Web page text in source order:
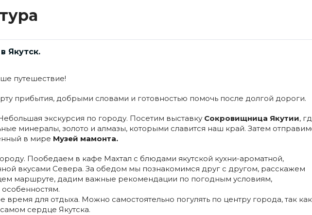
Якутск.
путешествие!
прибытия, добрыми словами и готовностью помочь после долгой дороги.
экскурсия по городу. Посетим выставку Сокровищница Якутии,
минералы, золото и алмазы, которыми славится наш край. Затем
в мире Музей мамонта.
Пообедаем в кафе Махтал с блюдами якутской кухни-ароматной,
вкусами Севера. За обедом мы познакомимся друг с другом, расскажем
маршруте, дадим важные рекомендации по погодным условиям,
для отдыха. Можно самостоятельно погулять по центру города, так как
сердце Якутска.